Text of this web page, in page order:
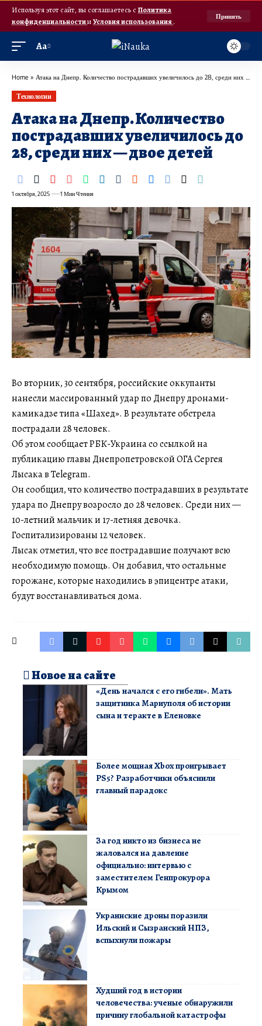
Используя этот сайт, вы соглашаетесь с Политика
конфиденциальностииУсловия использования.
Принять
Аа
Home » Атака на Днепр. Количество пострадавших увеличилось до 28, среди них — двое детей
Технологии
Атака на Днепр. Количество
пострадавших увеличилось до
28, среди них — двое детей
1 октября, 2025 1 Мин Чтения
Во вторник, 30 сентября, российские оккупанты
нанесли массированный удар по Днепру дронами-
камикадзе типа «Шахед». В результате обстрела
пострадали 28 человек.
Об этом сообщает РБК-Украина со ссылкой на
публикацию главы Днепропетровской ОГА Сергея
Лысака в Telegram.
Он сообщил, что количество пострадавших в результате
удара по Днепру возросло до 28 человек. Среди них —
10-летний мальчик и 17-летняя девочка.
Госпитализированы 12 человек.
Лысак отметил, что все пострадавшие получают всю
необходимую помощь. Он добавил, что остальные
горожане, которые находились в эпицентре атаки,
будут восстанавливаться дома.
Новое на сайте
«День начался с его гибели». Мать
защитника Мариуполя об истории
сына и теракте в Еленовке
Более мощная Xbox проигрывает
PS5? Разработчики объяснили
главный парадокс
За год никто из бизнеса не
жаловался на давление
официально: интервью с
заместителем Генпрокурора
Крымом
Украинские дроны поразили
Ильский и Сызранский НПЗ,
вспыхнули пожары
Худший год в истории
человечества: ученые обнаружили
причину глобальной катастрофы